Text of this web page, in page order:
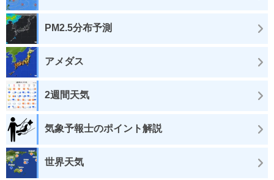
PM2.5分布予測
アメダス
2週間天気
気象予報士のポイント解説
世界天気